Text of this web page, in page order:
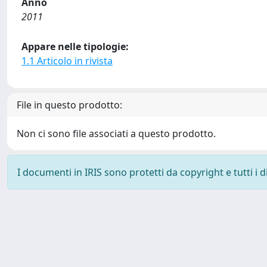
2011
Appare nelle tipologie:
1.1 Articolo in rivista
File in questo prodotto:
Non ci sono file associati a questo prodotto.
I documenti in IRIS sono protetti da copyright e tutti i